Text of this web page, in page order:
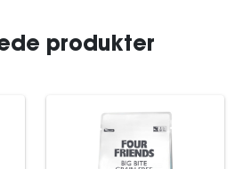
produkter